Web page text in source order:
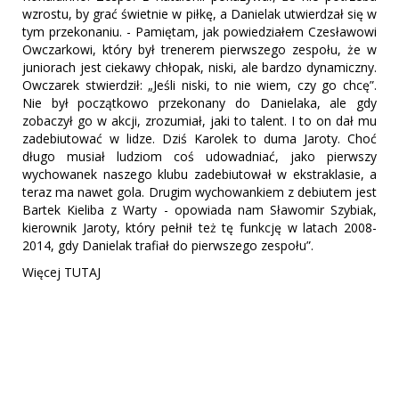
wzrostu, by grać świetnie w piłkę, a Danielak utwierdzał się w
tym przekonaniu. - Pamiętam, jak powiedziałem Czesławowi
Owczarkowi, który był trenerem pierwszego zespołu, że w
juniorach jest ciekawy chłopak, niski, ale bardzo dynamiczny.
Owczarek stwierdził: „Jeśli niski, to nie wiem, czy go chcę”.
Nie był początkowo przekonany do Danielaka, ale gdy
zobaczył go w akcji, zrozumiał, jaki to talent. I to on dał mu
zadebiutować w lidze. Dziś Karolek to duma Jaroty. Choć
długo musiał ludziom coś udowadniać, jako pierwszy
wychowanek naszego klubu zadebiutował w ekstraklasie, a
teraz ma nawet gola. Drugim wychowankiem z debiutem jest
Bartek Kieliba z Warty - opowiada nam Sławomir Szybiak,
kierownik Jaroty, który pełnił też tę funkcję w latach 2008-
2014, gdy Danielak trafiał do pierwszego zespołu”.
Więcej TUTAJ